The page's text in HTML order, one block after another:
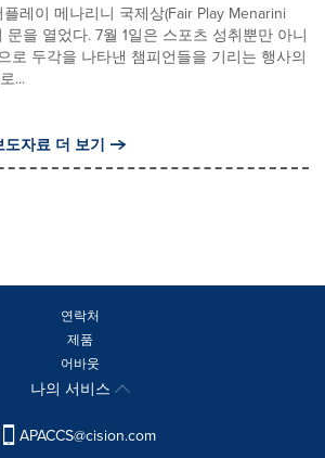
레이 메나리니 국제상(Fair Play Menarini
문을 열었다. 7월 1일은 스포츠 성취뿐만 아니
로 두각을 나타낸 챔피언들을 기리는 행사의
...
자료 더 보기
연락처
제품
어바웃
나의 서비스
APACCS@cision.com